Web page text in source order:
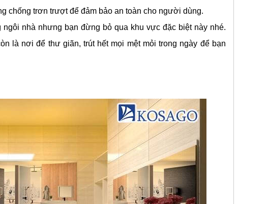
chống trơn trượt để đảm bảo an toàn cho người dùng.
ngôi nhà nhưng bạn đừng bỏ qua khu vực đặc biệt này nhé.
là nơi để thư giãn, trút hết mọi mệt mỏi trong ngày để bạn